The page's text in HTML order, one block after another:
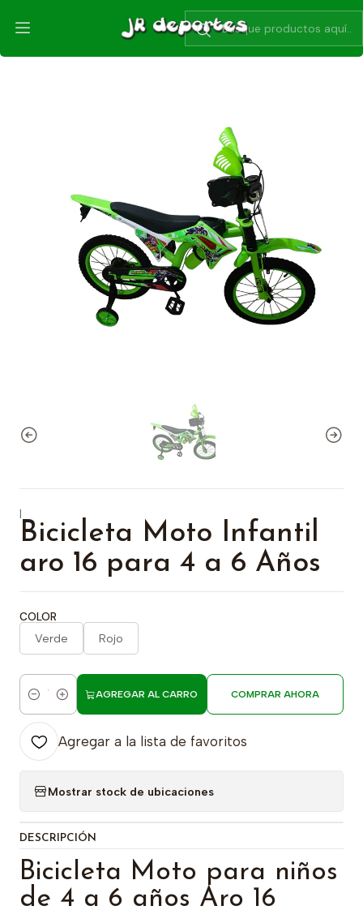
Bicicletas
Aro 16 de 4 a 6 años
Bicicleta Moto Infantil aro 16 para 4 a 6 Años
|
Bicicleta Moto Infantil
aro 16 para 4 a 6 Años
COLOR
Verde Rojo
Cantidad
AGREGAR AL CARRO COMPRAR AHORA
Agregar a la lista de favoritos
Mostrar stock de ubicaciones
DESCRIPCIÓN
Bicicleta Moto para niños
de 4 a 6 años Aro 16